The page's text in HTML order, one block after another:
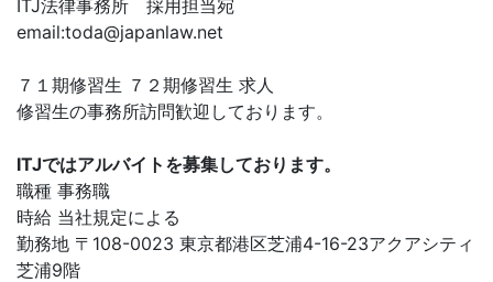
ITJ法律事務所 採用担当宛
email:toda@japanlaw.net
７１期修習生 ７２期修習生 求人
修習生の事務所訪問歓迎しております。
ITJではアルバイトを募集しております。
職種 事務職
時給 当社規定による
勤務地 〒108-0023 東京都港区芝浦4-16-23アクアシティ
芝浦9階